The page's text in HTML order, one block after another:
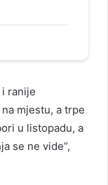
ranije
mjestu, a trpe
u listopadu, a
se ne vide”,